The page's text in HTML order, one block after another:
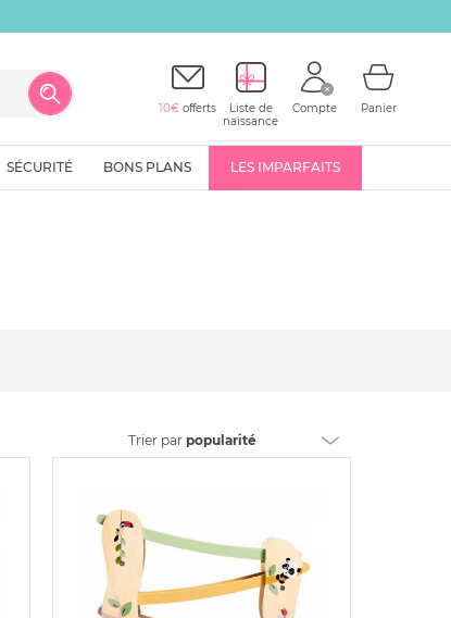
10€ offerts
Liste de
naissance
Compte Panier
SÉCURITÉ BONS PLANS LES IMPARFAITS
Trier par popularité